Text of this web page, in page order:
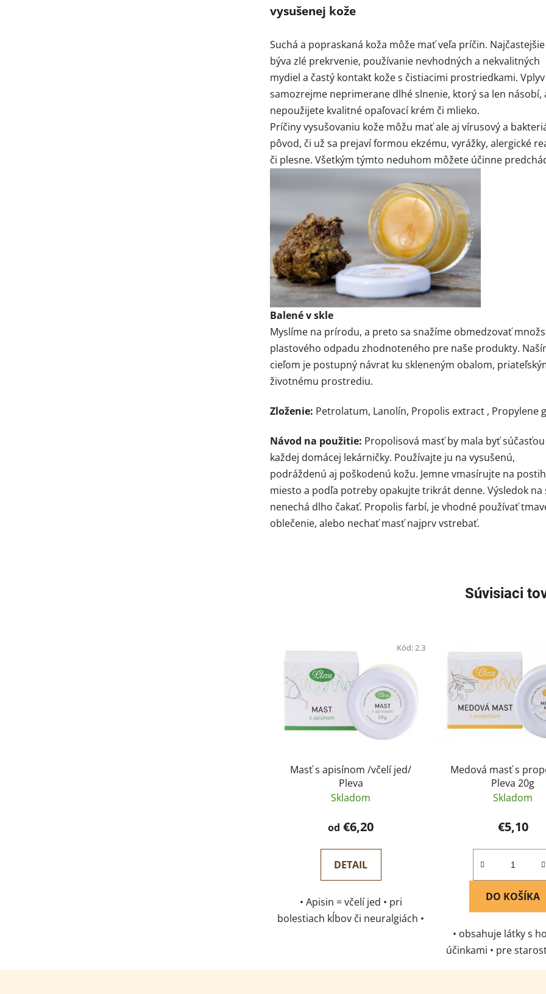
vysušenej kože
Suchá a popraskaná koža môže mať veľa príčin.
býva zlé prekrvenie, používanie nevhodných a nekvalitných
mydiel a častý kontakt kože s čistiacimi prostriedkami.
samozrejme neprimerane dlhé slnenie, ktorý sa len násobí,
nepoužijete kvalitné opaľovací krém či mlieko.
Príčiny vysušovaniu kože môžu mať ale aj vírusový a
pôvod, či už sa prejaví formou ekzému, vyrážky, alergické
či plesne. Všetkým týmto neduhom môžete účinne
Balené v skle
Myslíme na prírodu, a preto sa snažíme obmedzovať
plastového odpadu zhodnoteného pre naše produkty.
cieľom je postupný návrat ku skleneným obalom,
životnému prostrediu.
Zloženie: Petrolatum, Lanolín, Propolis extract , Propylene
Návod na použitie: Propolisová masť by mala byť súčasťou
každej domácej lekárničky. Používajte ju na vysušenú,
podráždenú aj poškodenú kožu. Jemne vmasírujte na
miesto a podľa potreby opakujte trikrát denne. Výsledok na
nenechá dlho čakať. Propolis farbí, je vhodné používať
oblečenie, alebo nechať masť najprv vstrebať.
Súvisiaci
Masť s apisínom /včelí jed/
Pleva
Skladom
od €6,20
DETAIL
• Apisin = včelí jed • pri
bolestiach kĺbov či neuralgiách •
Kód:2.3
Medová masť s
Pleva 20g
Skladom
€5,10
DO KOŠÍKA
• obsahuje látky s
účinkami • pre